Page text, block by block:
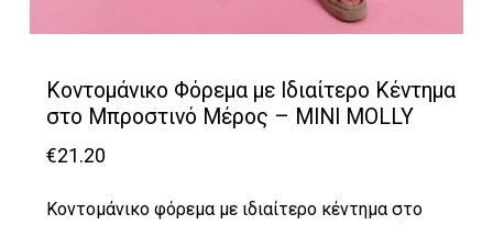
Κοντομάνικο Φόρεμα με Ιδιαίτερο Κέντημα
στο Μπροστινό Μέρος – MINI MOLLY
€21.20
Κοντομάνικο φόρεμα με ιδιαίτερο κέντημα στο